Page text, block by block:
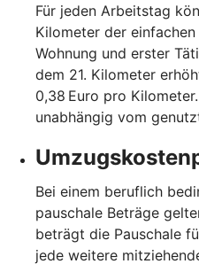
Für jeden Arbeitstag
Kilometer der
Wohnung und erster
dem 21. Kilometer
0,38 Euro pro
unabhängig vom
Bei einem beruflich
pauschale Beträge
beträgt die Pauschale
jede weitere